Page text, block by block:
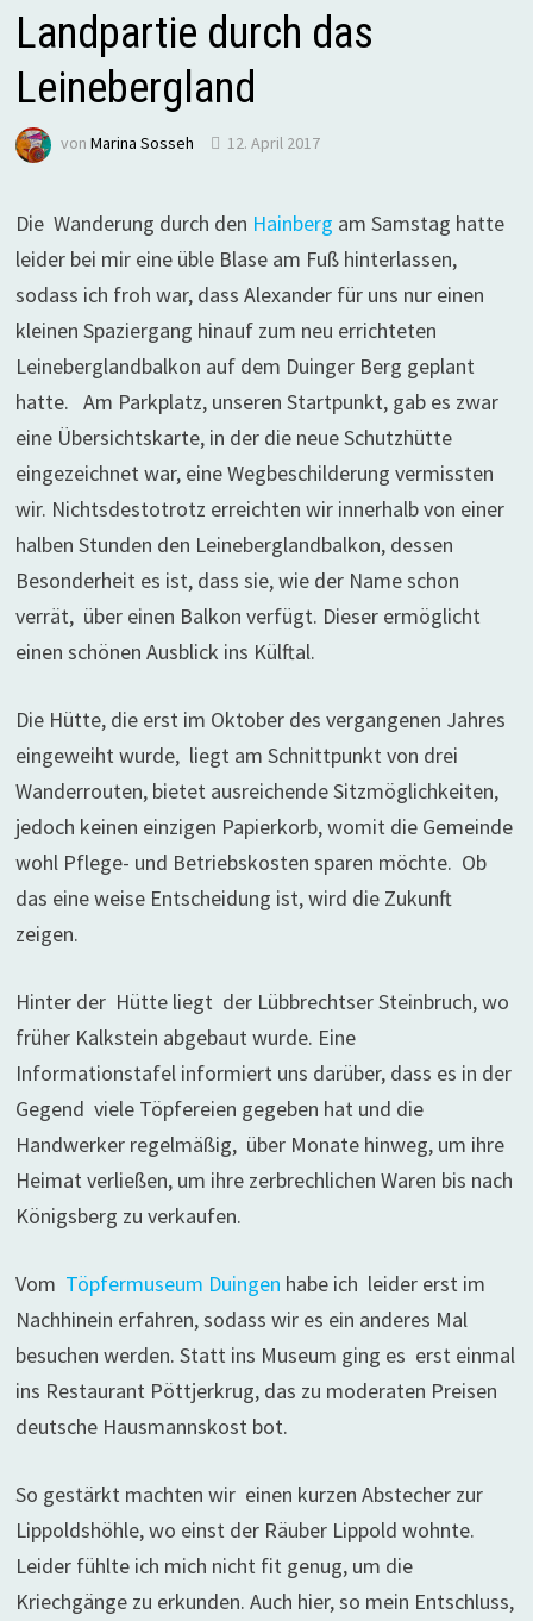
Landpartie durch das
Leinebergland
von Marina Sosseh 12. April 2017
Die Wanderung durch den Hainberg am Samstag hatte
leider bei mir eine üble Blase am Fuß hinterlassen,
sodass ich froh war, dass Alexander für uns nur einen
kleinen Spaziergang hinauf zum neu errichteten
Leineberglandbalkon auf dem Duinger Berg geplant
hatte. Am Parkplatz, unseren Startpunkt, gab es zwar
eine Übersichtskarte, in der die neue Schutzhütte
eingezeichnet war, eine Wegbeschilderung vermissten
wir. Nichtsdestotrotz erreichten wir innerhalb von einer
halben Stunden den Leineberglandbalkon, dessen
Besonderheit es ist, dass sie, wie der Name schon
verrät, über einen Balkon verfügt. Dieser ermöglicht
einen schönen Ausblick ins Külftal.
Die Hütte, die erst im Oktober des vergangenen Jahres
eingeweiht wurde, liegt am Schnittpunkt von drei
Wanderrouten, bietet ausreichende Sitzmöglichkeiten,
jedoch keinen einzigen Papierkorb, womit die Gemeinde
wohl Pflege- und Betriebskosten sparen möchte. Ob
das eine weise Entscheidung ist, wird die Zukunft
zeigen.
Hinter der Hütte liegt der Lübbrechtser Steinbruch, wo
früher Kalkstein abgebaut wurde. Eine
Informationstafel informiert uns darüber, dass es in der
Gegend viele Töpfereien gegeben hat und die
Handwerker regelmäßig, über Monate hinweg, um ihre
Heimat verließen, um ihre zerbrechlichen Waren bis nach
Königsberg zu verkaufen.
Vom Töpfermuseum Duingen habe ich leider erst im
Nachhinein erfahren, sodass wir es ein anderes Mal
besuchen werden. Statt ins Museum ging es erst einmal
ins Restaurant Pöttjerkrug, das zu moderaten Preisen
deutsche Hausmannskost bot.
So gestärkt machten wir einen kurzen Abstecher zur
Lippoldshöhle, wo einst der Räuber Lippold wohnte.
Leider fühlte ich mich nicht fit genug, um die
Kriechgänge zu erkunden. Auch hier, so mein Entschluss,